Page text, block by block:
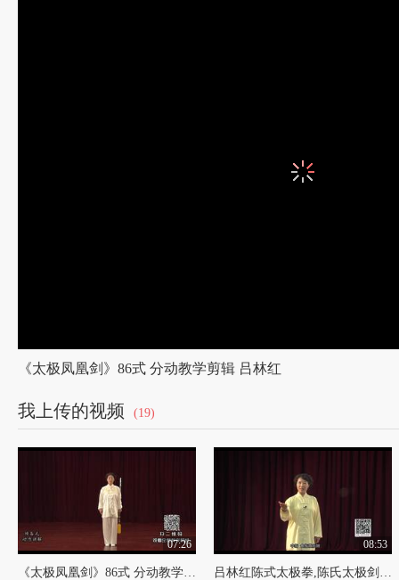
《太极凤凰剑》86式 分动教学剪辑 吕林红
我上传的视频 (19)
07:26
《太极凤凰剑》86式 分动教学剪辑 吕林红
08:53
吕林红陈式太极拳,陈氏太极剑63式教学在线观看